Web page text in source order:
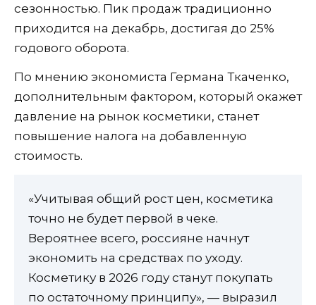
сезонностью. Пик продаж традиционно
приходится на декабрь, достигая до 25%
годового оборота.
По мнению экономиста Германа Ткаченко,
дополнительным фактором, который окажет
давление на рынок косметики, станет
повышение налога на добавленную
стоимость.
«Учитывая общий рост цен, косметика
точно не будет первой в чеке.
Вероятнее всего, россияне начнут
экономить на средствах по уходу.
Косметику в 2026 году станут покупать
по остаточному принципу», — выразил